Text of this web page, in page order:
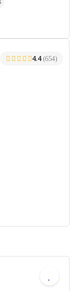
4.4 (654)